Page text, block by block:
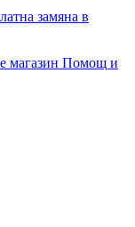
замяна в
магазин Помощ и